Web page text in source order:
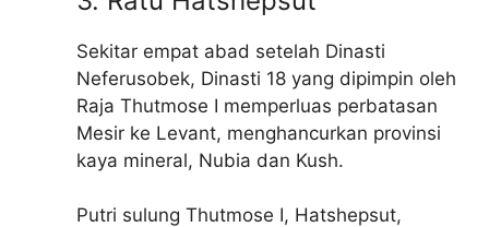
Sekitar empat abad setelah Dinasti
Neferusobek, Dinasti 18 yang dipimpin oleh
Raja Thutmose I memperluas perbatasan
Mesir ke Levant, menghancurkan provinsi
kaya mineral, Nubia dan Kush.
Putri sulung Thutmose I, Hatshepsut,